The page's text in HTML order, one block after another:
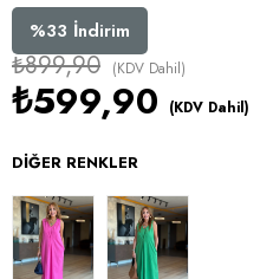
%33 İndirim
₺899,90 (KDV Dahil)
₺599,90 (KDV Dahil)
DIĞER RENKLER